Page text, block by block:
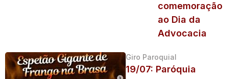
comemoração
ao Dia da
Advocacia
Giro Paroquial
19/07: Paróquia